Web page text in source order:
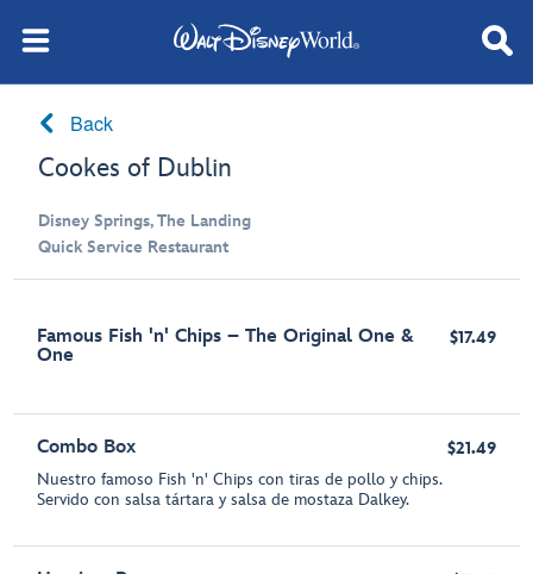
Back
Cookes of Dublin
Disney Springs, The Landing
Quick Service Restaurant
Famous Fish 'n' Chips – The Original One &
One
$17.49
Combo Box
Nuestro famoso Fish 'n' Chips con tiras de pollo y chips.
Servido con salsa tártara y salsa de mostaza Dalkey.
$21.49